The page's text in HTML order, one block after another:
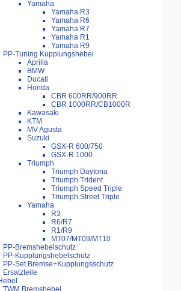
Yamaha
Yamaha R3
Yamaha R6
Yamaha R7
Yamaha R1
Yamaha R9
PP-Tuning Kupplungshebel
Aprilia
BMW
Ducati
Honda
CBR 600RR/900RR
CBR 1000RR/CB1000R
Kawasaki
KTM
MV Agusta
Suzuki
GSX-R 600/750
GSX-R 1000
Triumph
Triumph Daytona
Triumph Trident
Triumph Speed Triple
Triumph Street Triple
Yamaha
R3
R6/R7
R1/R9
MT07/MT09/MT10
PP-Bremshebelschutz
PP-Kupplungshebelschutz
PP-Set Bremse+Kupplungsschutz
Ersatzteile
TWM Bremshebel